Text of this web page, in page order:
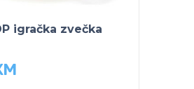
igračka zvečka